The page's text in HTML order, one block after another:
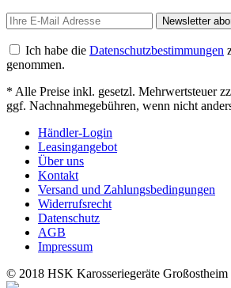
Newsletter
Ich habe die Datenschutzbestimmungen
genommen.
* Alle Preise inkl. gesetzl. Mehrwertsteuer
ggf. Nachnahmegebühren, wenn nicht
Händler-Login
Leasingangebot
Über uns
Kontakt
Versand und Zahlungsbedingungen
Widerrufsrecht
Datenschutz
AGB
Impressum
© 2018 HSK Karosseriegeräte Großostheim